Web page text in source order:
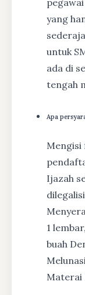
yang
untuk
ada di
tengah
Apa
Ijazah
1
buah
Materai